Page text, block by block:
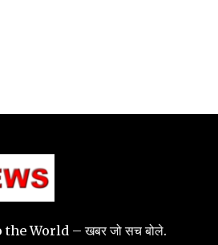
World – खबर जो सच बोले.